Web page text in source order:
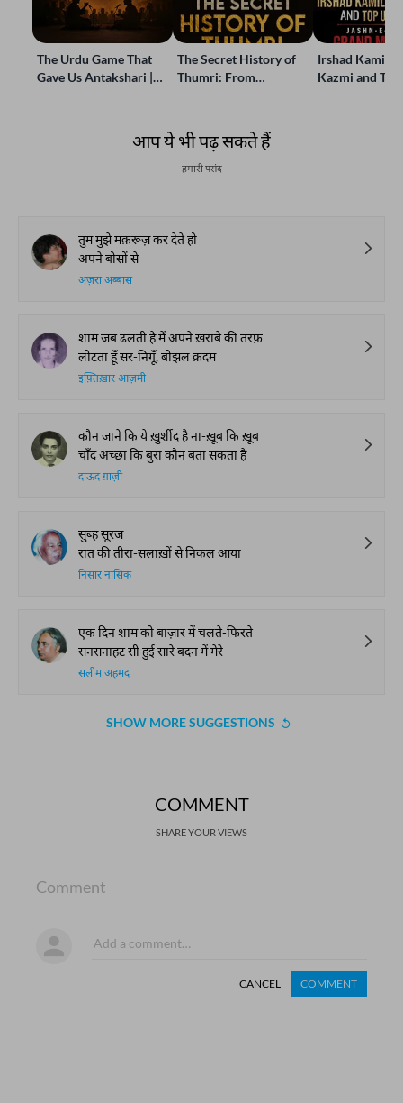
The Urdu Game That
Gave Us Antakshari |
The Secret History of
Thumri: From
Irshad Kamil,
Kazmi and
आप ये भी पढ़ सकते हैं
हमारी पसंद
तुम मुझे मक़रूज़ कर देते हो
अपने बोसों से
अज़रा अब्बास
शाम जब ढलती है मैं अपने ख़राबे की तरफ़
लोटता हूँ सर-निगूँ, बोझल क़दम
इफ़्तिख़ार आज़मी
कौन जाने कि ये ख़ुर्शीद है ना-ख़ूब कि ख़ूब
चाँद अच्छा कि बुरा कौन बता सकता है
दाऊद ग़ाज़ी
सुब्ह सूरज
रात की तीरा-सलाख़ों से निकल आया
निसार नासिक
एक दिन शाम को बाज़ार में चलते-फिरते
सनसनाहट सी हुई सारे बदन में मेरे
सलीम अहमद
SHOW MORE SUGGESTIONS
COMMENT
SHARE YOUR VIEWS
Comment
CANCEL COMMENT